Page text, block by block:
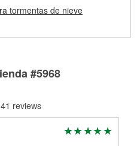
de Préstamo de
para determinar si pueden
Si tus tambores o discos no
para tu reparación.
tormentas de nieve
#5968
reviews